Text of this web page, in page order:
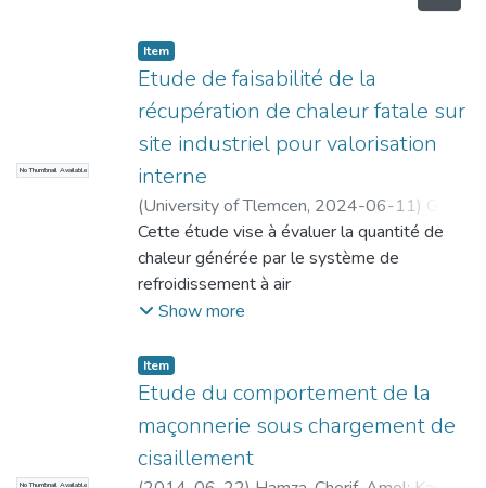
No Thumbnail Available
Item
Etude de faisabilité de la
récupération de chaleur fatale sur
site industriel pour valorisation
interne
(University of Tlemcen, 2024-06-11) Ghiat,
Mohammed Nedjem Eddine; Baraka, Imad
Eddine
Cette étude vise à évaluer la quantité de
chaleur générée par le système de
refroidissement à air
d'un moteur à combustion interne, pouvant
échangeur
de chaleur destiné au chauffage de l'eau. La
méthode employée repose sur le principe
de la
cogénération, exploitant les concepts
Show more
No Thumbnail Available
Item
Etude du comportement de la
maçonnerie sous chargement de
cisaillement